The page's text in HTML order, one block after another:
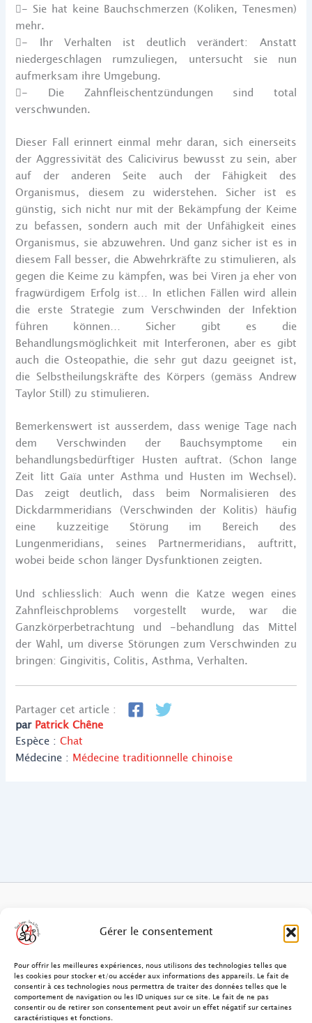
Gérer le consentement
Pour offrir les meilleures expériences, nous utilisons des technologies telles que
les cookies pour stocker et/ou accéder aux informations des appareils. Le fait de
consentir à ces technologies nous permettra de traiter des données telles que le
comportement de navigation ou les ID uniques sur ce site. Le fait de ne pas
consentir ou de retirer son consentement peut avoir un effet négatif sur certaines
caractéristiques et fonctions.
- Sie hat keine Bauchschmerzen (Koliken, Tenesmen)
mehr.
- Ihr Verhalten ist deutlich verändert: Anstatt
niedergeschlagen rumzuliegen, untersucht sie nun
aufmerksam ihre Umgebung.
- Die Zahnfleischentzündungen sind total
verschwunden.
Dieser Fall erinnert einmal mehr daran, sich einerseits
der Aggressivität des Calicivirus bewusst zu sein, aber
auf der anderen Seite auch der Fähigkeit des
Organismus, diesem zu widerstehen. Sicher ist es
günstig, sich nicht nur mit der Bekämpfung der Keime
zu befassen, sondern auch mit der Unfähigkeit eines
Organismus, sie abzuwehren. Und ganz sicher ist es in
diesem Fall besser, die Abwehrkräfte zu stimulieren, als
gegen die Keime zu kämpfen, was bei Viren ja eher von
fragwürdigem Erfolg ist… In etlichen Fällen wird allein
die erste Strategie zum Verschwinden der Infektion
führen können… Sicher gibt es die
Behandlungsmöglichkeit mit Interferonen, aber es gibt
auch die Osteopathie, die sehr gut dazu geeignet ist,
die Selbstheilungskräfte des Körpers (gemäss Andrew
Taylor Still) zu stimulieren.
Bemerkenswert ist ausserdem, dass wenige Tage nach
dem Verschwinden der Bauchsymptome ein
behandlungsbedürftiger Husten auftrat. (Schon lange
Zeit litt Gaïa unter Asthma und Husten im Wechsel).
Das zeigt deutlich, dass beim Normalisieren des
Dickdarmmeridians (Verschwinden der Kolitis) häufig
eine kuzzeitige Störung im Bereich des
Lungenmeridians, seines Partnermeridians, auftritt,
wobei beide schon länger Dysfunktionen zeigten.
Und schliesslich: Auch wenn die Katze wegen eines
Zahnfleischproblems vorgestellt wurde, war die
Ganzkörperbetrachtung und -behandlung das Mittel
der Wahl, um diverse Störungen zum Verschwinden zu
bringen: Gingivitis, Colitis, Asthma, Verhalten.
Partager cet article :
par Patrick Chêne
Espèce :Chat
Médecine : Médecine traditionnelle chinoise
Contact
FAQ Ostéopathie Humaine